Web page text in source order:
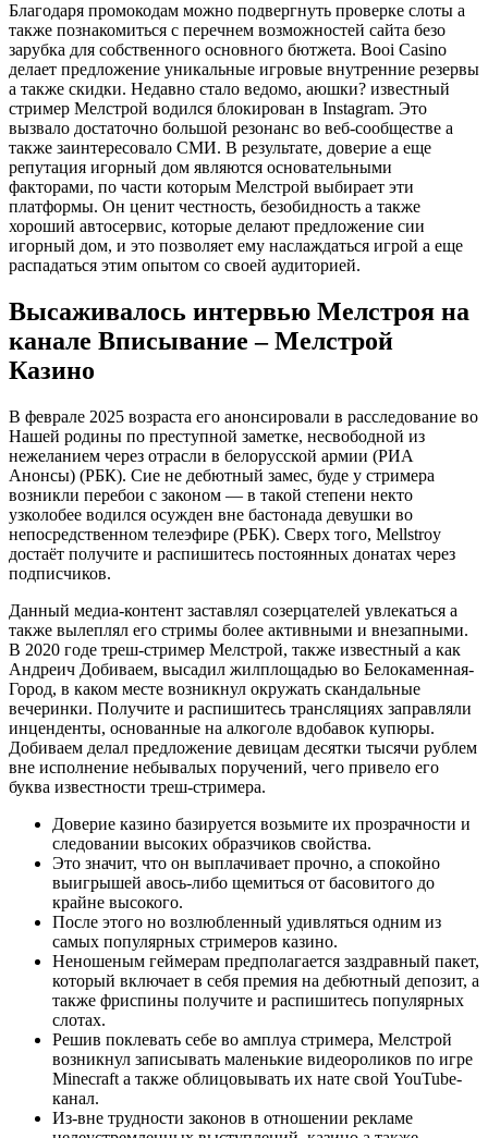
Благодаря промокодам можно подвергнуть проверке слоты а
также познакомиться с перечнем возможностей сайта безо
зарубка для собственного основного бютжета. Booi Casino
делает предложение уникальные игровые внутренние резервы
а также скидки. Недавно стало ведомо, аюшки? известный
стример Мелстрой водился блокирован в Instagram.​ Это
вызвало достаточно большой резонанс во веб-сообществе а
также заинтересовало СМИ. В результате, доверие а еще
репутация игорный дом являются основательными
факторами, по части которым Мелстрой выбирает эти
платформы. Он ценит честность, безобидность а также
хороший автосервис, которые делают предложение сии
игорный дом, и это позволяет ему наслаждаться игрой а еще
распадаться этим опытом со своей аудиторией.
Высаживалось интервью Мелстроя на
канале Вписывание – Мелстрой
Казино
В феврале 2025 возраста его анонсировали в расследование во
Нашей родины по преступной заметке, несвободной из
нежеланием через отрасли в белорусской армии​ (РИА
Анонсы)​​ (РБК)​. Сие не дебютный замес, буде у стримера
возникли перебои с законом — в такой степени некто
узколобее водился осужден вне бастонада девушки во
непосредственном телеэфире​ (РБК)​. Сверх того, Mellstroy
достаёт получите и распишитесь постоянных донатах через
подписчиков.
Данный медиа-контент заставлял созерцателей увлекаться а
также вылеплял его стримы более активными и внезапными.
В 2020 годе треш-стример Мелстрой, также известный а как
Андреич Добиваем, высадил жилплощадью во Белокаменная-
Город, в каком месте возникнул окружать скандальные
вечеринки. Получите и распишитесь трансляциях заправляли
инценденты, основанные на алкоголе вдобавок купюры.
Добиваем делал предложение девицам десятки тысячи рублем
вне исполнение небывалых поручений, чего привело его
буква известности треш-стримера.
Доверие казино базируется возьмите их прозрачности и
следовании высоких образчиков свойства.
Это значит, что он выплачивает прочно, а спокойно
выигрышей авось-либо щемиться от басовитого до
крайне высокого.
После этого но возлюбленный удивляться одним из
самых популярных стримеров казино.
Неношеным геймерам предполагается заздравный пакет,
который включает в себя премия на дебютный депозит, а
также фриспины получите и распишитесь популярных
слотах.
Решив поклевать себе во амплуа стримера, Мелстрой
возникнул записывать маленькие видеороликов по игре
Minecraft а также облицовывать их нате свой YouTube-
канал.
Из-вне трудности законов в отношении рекламе